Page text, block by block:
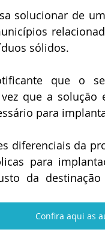
solucionar de
sólidos.
que o
que a
para
diferenciais da
para
da
Confira aqui as